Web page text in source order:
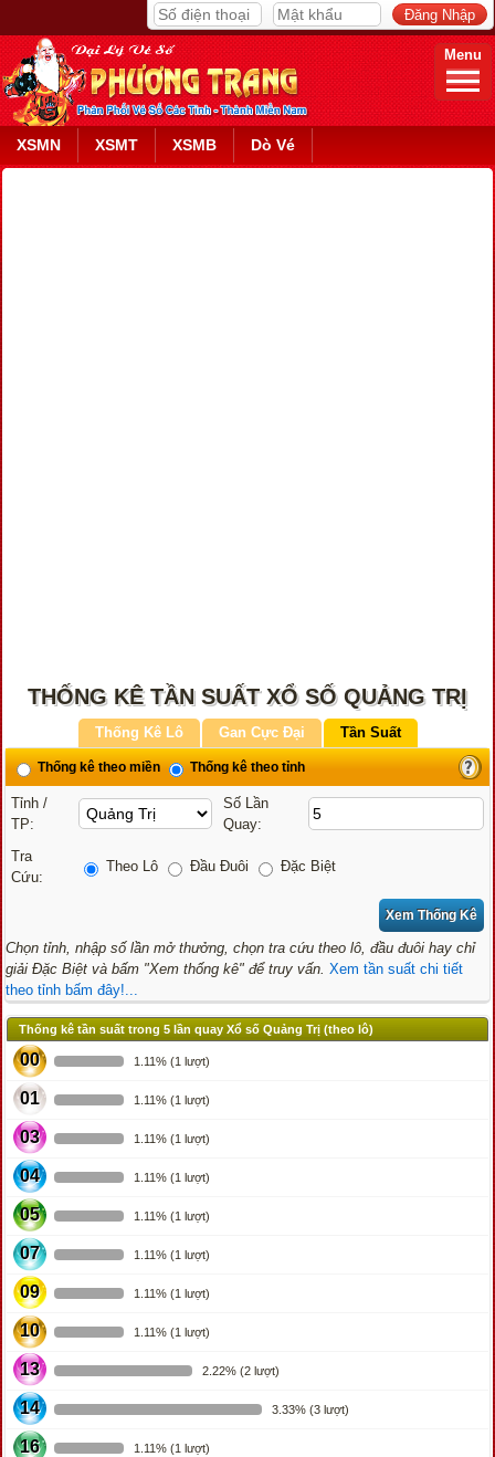
Menu
XSMN XSMT XSMB Dò Vé
THỐNG KÊ TẦN SUẤT XỔ SỐ QUẢNG TRỊ
Thống Kê Lô Gan Cực Đại Tần Suất
Thống kê theo miền Thống kê theo tỉnh
Tỉnh /
TP:
Số Lần
Quay:
Tra
Cứu:
Theo Lô Đầu Đuôi Đặc Biệt
Chọn tỉnh, nhập số lần mở thưởng, chọn tra cứu theo lô, đầu đuôi hay chỉ
giải Đặc Biệt và bấm "Xem thống kê" để truy vấn. Xem tần suất chi tiết
theo tỉnh bấm đây!...
Thống kê tần suất trong 5 lần quay Xổ số Quảng Trị (theo lô)
00 1.11% (1 lượt)
01 1.11% (1 lượt)
03 1.11% (1 lượt)
04 1.11% (1 lượt)
05 1.11% (1 lượt)
07 1.11% (1 lượt)
09 1.11% (1 lượt)
10 1.11% (1 lượt)
13 2.22% (2 lượt)
14 3.33% (3 lượt)
16 1.11% (1 lượt)